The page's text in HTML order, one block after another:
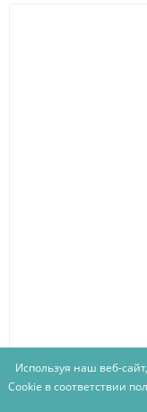
Используя наш веб-
Cookie в соответствии